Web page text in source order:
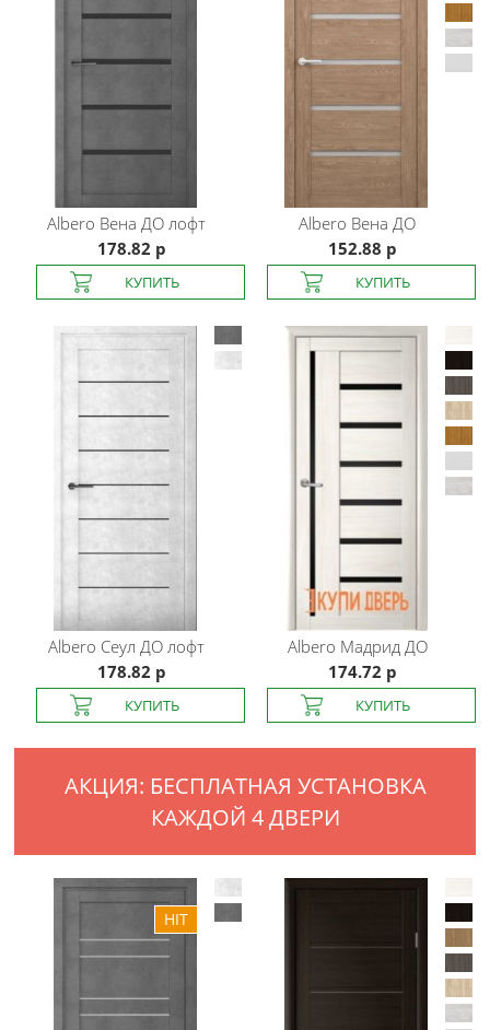
Albero Вена ДО лофт
178.82 р
Albero Вена ДО
152.88 р
Albero Сеул ДО лофт
178.82 р
Albero Мадрид ДО
174.72 р
АКЦИЯ: БЕСПЛАТНАЯ УСТАНОВКА
КАЖДОЙ 4 ДВЕРИ